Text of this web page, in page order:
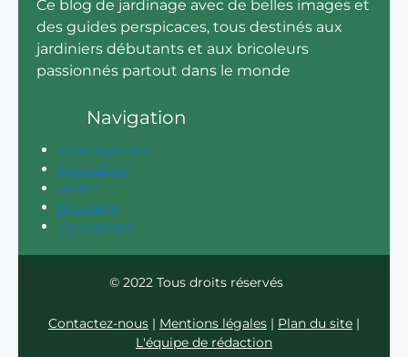
Ce blog de jardinage avec de belles images et
des guides perspicaces, tous destinés aux
jardiniers débutants et aux bricoleurs
passionnés partout dans le monde
Navigation
Aménagement
Décoration
Jardin
Bricolage
Vie pratique
© 2022 Tous droits réservés
Contactez-nous | Mentions légales | Plan du site |
L'équipe de rédaction